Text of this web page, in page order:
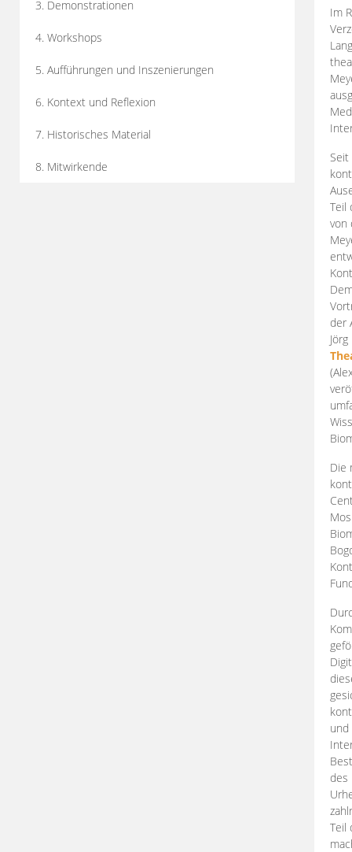
3. Demonstrationen
4. Workshops
5. Aufführungen und Inszenierungen
6. Kontext und Reflexion
7. Historisches Material
8. Mitwirkende
Im
Teil
von
der
Die
des
Teil